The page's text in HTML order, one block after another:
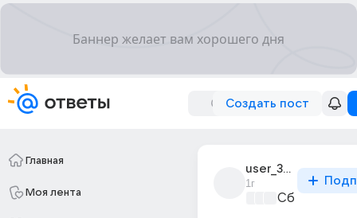
Создать пост
Главная
Моя лента
user_315065464
1г
Сборная